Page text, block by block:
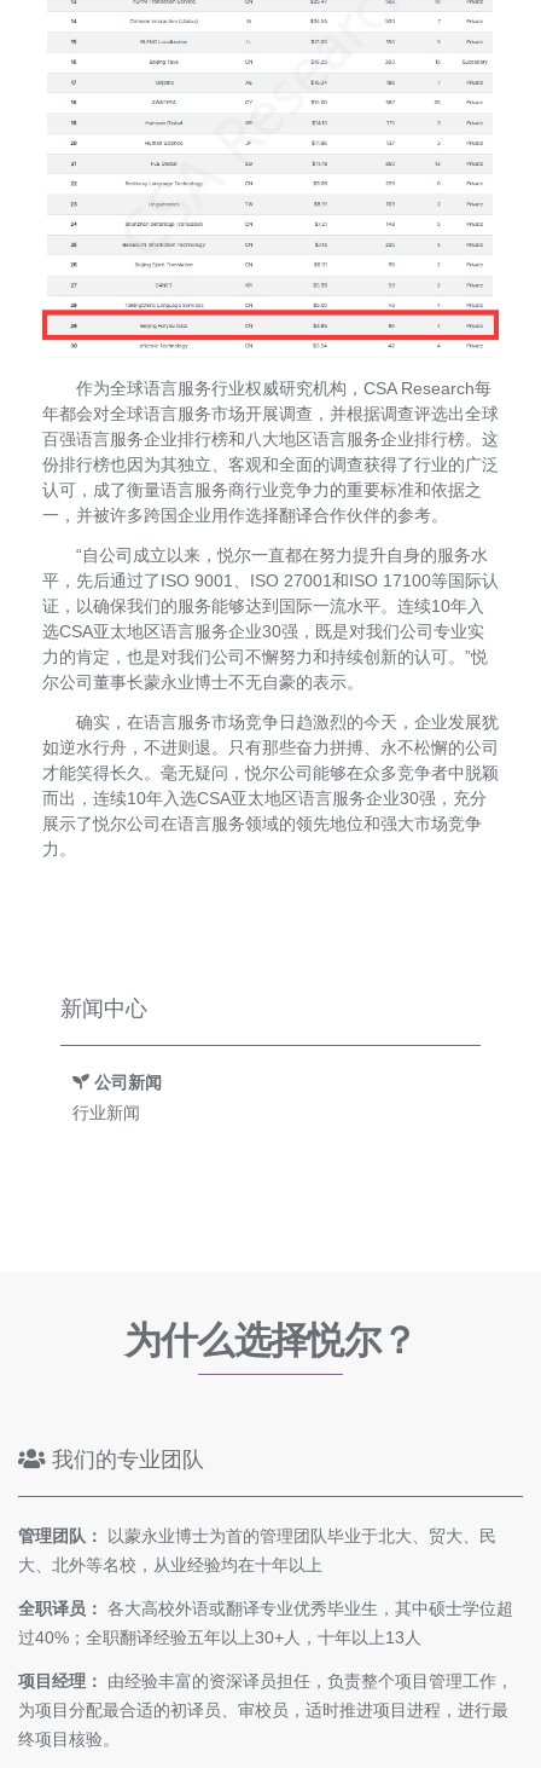
作为全球语言服务行业权威研究机构， CSA Research每
年都会对全球语言服务市场开展调查，并根据调查评选出全球
百强语言服务企业排行榜和八大地区语言服务企业排行榜。这
份排行榜也因为其独立、客观和全面的调查获得了行业的广泛
认可，成了衡量语言服务商行业竞争力的重要标准和依据之
一，并被许多跨国企业用作选择翻译合作伙伴的参考。
“自公司成立以来，悦尔一直都在努力提升自身的服务水
平，先后通过了ISO 9001 ISO 27001和ISO 17100等国际认
证，以确保我们的服务能够达到国际一流水平。连续10年入
选CSA亚太地区语言服务企业30强，既是对我们公司专业实
力的肯定，也是对我们公司不懈努力和持续创新的认可。”悦
尔公司董事长蒙永业博士不无自豪的表示。
确实，在语言服务市场竞争日趋激烈的今天，企业发展犹
如逆水行舟，不进则退。只有那些奋力拼搏、永不松懈的公司
才能笑得长久。毫无疑问，悦尔公司能够在众多竞争者中脱颖
而出，连续10年入选CSA亚太地区语言服务企业30强，充分
展示了悦尔公司在语言服务领域的领先地位和强大市场竞争
力。
新闻中心
公司新闻
行业新闻
为什么选择悦尔？
我们的专业团队
管理团队：
以蒙永业博士为首的管理团队毕业于北大、贸大、民
大、北外等名校，从业经验均在十年以上
全职译员： 各大高校外语或翻译专业优秀毕业生，其中硕士学位超
过40%；全职翻译经验五年以上30+人，十年以上13人
项目经理：
由经验丰富的资深译员担任，负责整个项目管理工作，
为项目分配最合适的初译员、审校员，适时推进项目进程，进行最
终项目核验。